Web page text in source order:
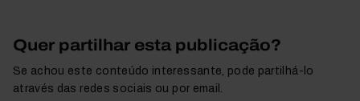
Quer partilhar esta publicação?
Se achou este conteúdo interessante, pode partilhá-lo
através das redes sociais ou por email.